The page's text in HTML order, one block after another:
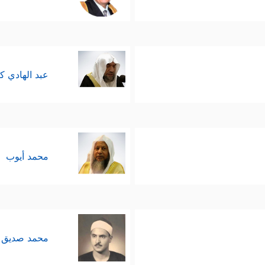
عبد الهادي
محمد أيوب
محمد صديق